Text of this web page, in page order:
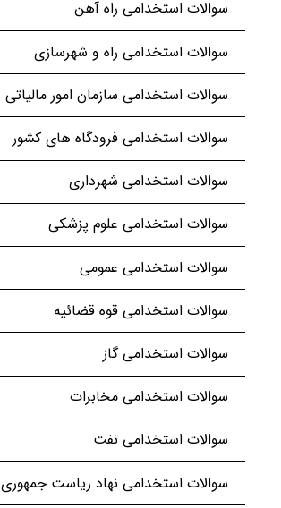
سوالات استخدامی راه آهن
سوالات استخدامی راه و شهرسازی
سوالات استخدامی سازمان امور مالیاتی
سوالات استخدامی فرودگاه های کشور
سوالات استخدامی شهرداری
سوالات استخدامی علوم پزشکی
سوالات استخدامی عمومی
سوالات استخدامی قوه قضائیه
سوالات استخدامی گاز
سوالات استخدامی مخابرات
سوالات استخدامی نفت
سوالات استخدامی نهاد ریاست جمهوری